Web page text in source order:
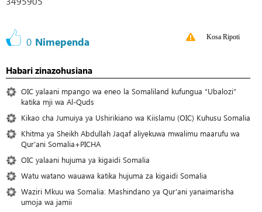
0 Nimependa Kosa Ripoti
Habari zinazohusiana
OIC yalaani mpango wa eneo la Somaliland kufungua “Ubalozi”
katika mji wa Al-Quds
Kikao cha Jumuiya ya Ushirikiano wa Kiislamu (OIC) Kuhusu Somalia
Khitma ya Sheikh Abdullah Jaqaf aliyekuwa mwalimu maarufu wa
Qur’ani Somalia+PICHA
OIC yalaani hujuma ya kigaidi Somalia
Watu watano wauawa katika hujuma za kigaidi Somalia
Waziri Mkuu wa Somalia: Mashindano ya Qur'ani yanaimarisha
umoja wa jamii